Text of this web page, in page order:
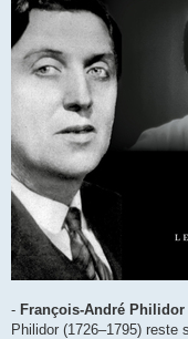
- François-André Philidor
Philidor (1726–1795) reste